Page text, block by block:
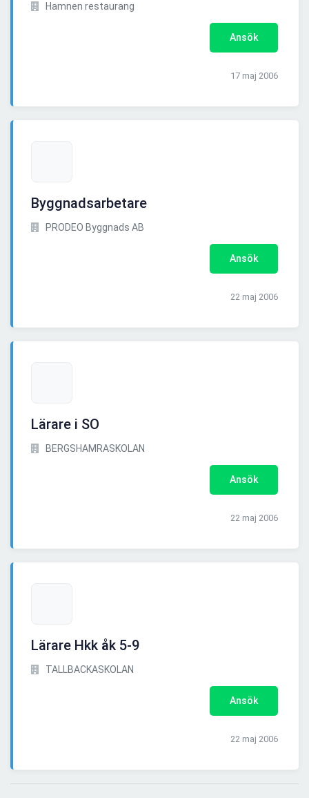
Hamnen restaurang
Ansök
17 maj 2006
Byggnadsarbetare
PRODEO Byggnads AB
Ansök
22 maj 2006
Lärare i SO
BERGSHAMRASKOLAN
Ansök
22 maj 2006
Lärare Hkk åk 5-9
TALLBACKASKOLAN
Ansök
22 maj 2006